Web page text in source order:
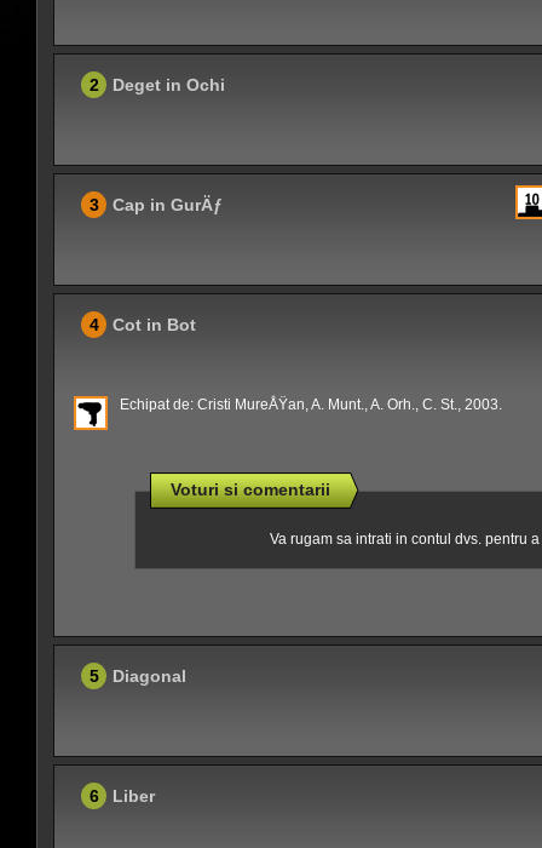
2 Deget in Ochi
3 Cap in GurÄƒ
4 Cot in Bot
Echipat de: Cristi MureÅŸan, A. Munt., A. Orh., C. St., 2003.
Voturi si comentarii
Va rugam sa intrati in contul dvs. pentru
5 Diagonal
6 Liber